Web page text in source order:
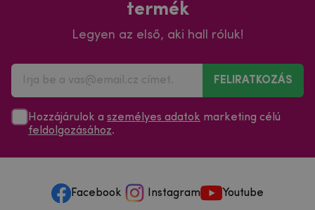
termék
Legyen az első, aki hall róluk!
FELIRATKOZÁS
Hozzájárulok a személyes adatok marketing célú
feldolgozásához.
Facebook Instagram Youtube